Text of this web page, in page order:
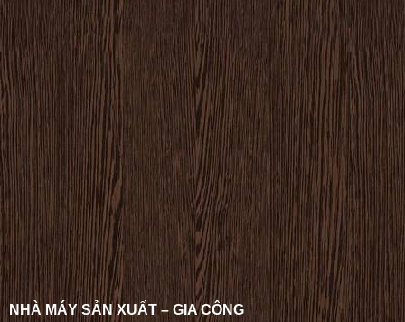
NHÀ MÁY SẢN XUẤT – GIA CÔNG